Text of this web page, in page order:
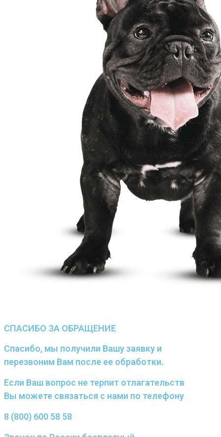
СПАСИБО ЗА ОБРАЩЕНИЕ
Спасибо, мы получили Вашу заявку и
перезвоним Вам после ее обработки.
Если Ваш вопрос не терпит отлагательств
Вы можете связаться с нами по телефону
8 (800) 600 58 58